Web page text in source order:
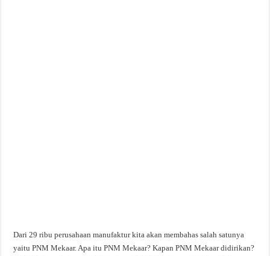
Dari 29 ribu perusahaan manufaktur kita akan membahas salah satunya
yaitu PNM Mekaar. Apa itu PNM Mekaar? Kapan PNM Mekaar didirikan?